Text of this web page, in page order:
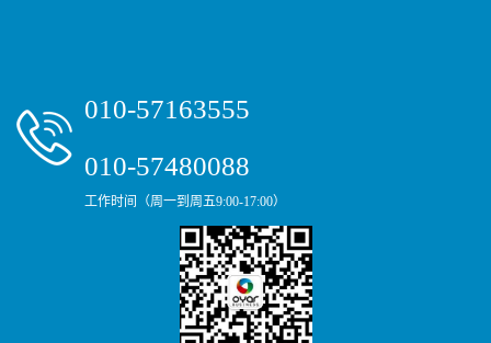
010-57163555
010-57480088
工作时间（周一到周五9:00-17:00）